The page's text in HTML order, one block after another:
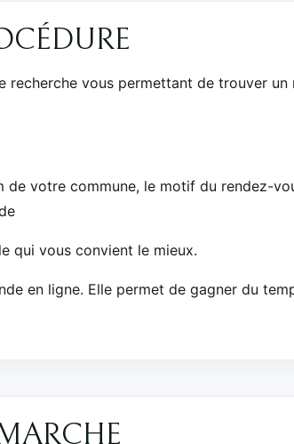
vous permettant de trouver un
votre commune, le motif du rendez-
qui vous convient le mieux.
en ligne. Elle permet de gagner du